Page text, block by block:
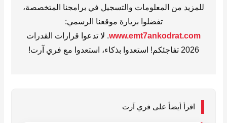
للمزيد من المعلومات والتسجيل في برامجنا المتخصصة،
تفضلوا بزيارة موقعنا الرسمي:
www.emt7ankodrat.com. لا تدعوا قرارات القدرات
2026 تفاجئكم! استعدوا بذكاء، استعدوا مع فري آرت!
اقرأ أيضاً على فري آرت